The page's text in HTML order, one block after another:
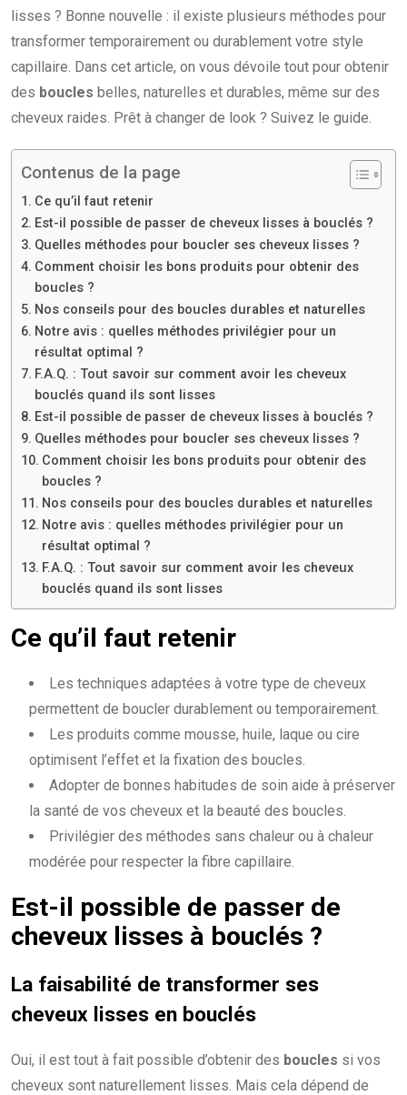
lisses ? Bonne nouvelle : il existe plusieurs méthodes pour
transformer temporairement ou durablement votre style
capillaire. Dans cet article, on vous dévoile tout pour obtenir
des boucles belles, naturelles et durables, même sur des
cheveux raides. Prêt à changer de look ? Suivez le guide.
Contenus de la page
Ce qu’il faut retenir
Est-il possible de passer de cheveux lisses à bouclés ?
Quelles méthodes pour boucler ses cheveux lisses ?
Comment choisir les bons produits pour obtenir des
boucles ?
Nos conseils pour des boucles durables et naturelles
Notre avis : quelles méthodes privilégier pour un
résultat optimal ?
F.A.Q. : Tout savoir sur comment avoir les cheveux
bouclés quand ils sont lisses
Est-il possible de passer de cheveux lisses à bouclés ?
Quelles méthodes pour boucler ses cheveux lisses ?
Comment choisir les bons produits pour obtenir des
boucles ?
Nos conseils pour des boucles durables et naturelles
Notre avis : quelles méthodes privilégier pour un
résultat optimal ?
F.A.Q. : Tout savoir sur comment avoir les cheveux
bouclés quand ils sont lisses
Ce qu’il faut retenir
Les techniques adaptées à votre type de cheveux
permettent de boucler durablement ou temporairement.
Les produits comme mousse, huile, laque ou cire
optimisent l’effet et la fixation des boucles.
Adopter de bonnes habitudes de soin aide à préserver
la santé de vos cheveux et la beauté des boucles.
Privilégier des méthodes sans chaleur ou à chaleur
modérée pour respecter la fibre capillaire.
Est-il possible de passer de
cheveux lisses à bouclés ?
La faisabilité de transformer ses
cheveux lisses en bouclés
Oui, il est tout à fait possible d’obtenir des boucles si vos
cheveux sont naturellement lisses. Mais cela dépend de